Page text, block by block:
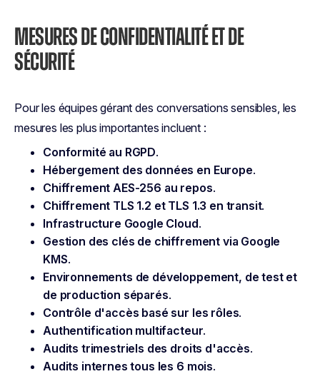
MESURES DE CONFIDENTIALITÉ ET DE
SÉCURITÉ
Pour les équipes gérant des conversations sensibles, les
mesures les plus importantes incluent :
Conformité au RGPD.
Hébergement des données en Europe.
Chiffrement AES-256 au repos.
Chiffrement TLS 1.2 et TLS 1.3 en transit.
Infrastructure Google Cloud.
Gestion des clés de chiffrement via Google
KMS.
Environnements de développement, de test et
de production séparés.
Contrôle d'accès basé sur les rôles.
Authentification multifacteur.
Audits trimestriels des droits d'accès.
Audits internes tous les 6 mois.